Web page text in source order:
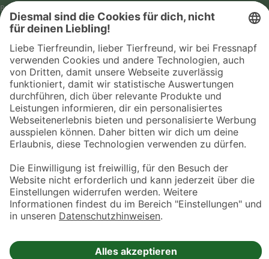
© 2026 Fressnapf Tiernahrungs GmbH
Westpreußenstraße 32-38
47809 Krefeld
Barrierefreiheit
Impressum
Cookies
AGB
Entdecke Fressnapf
Tierversicherung
GPS-Tracker
Fressnapf Salon
Online-Shop